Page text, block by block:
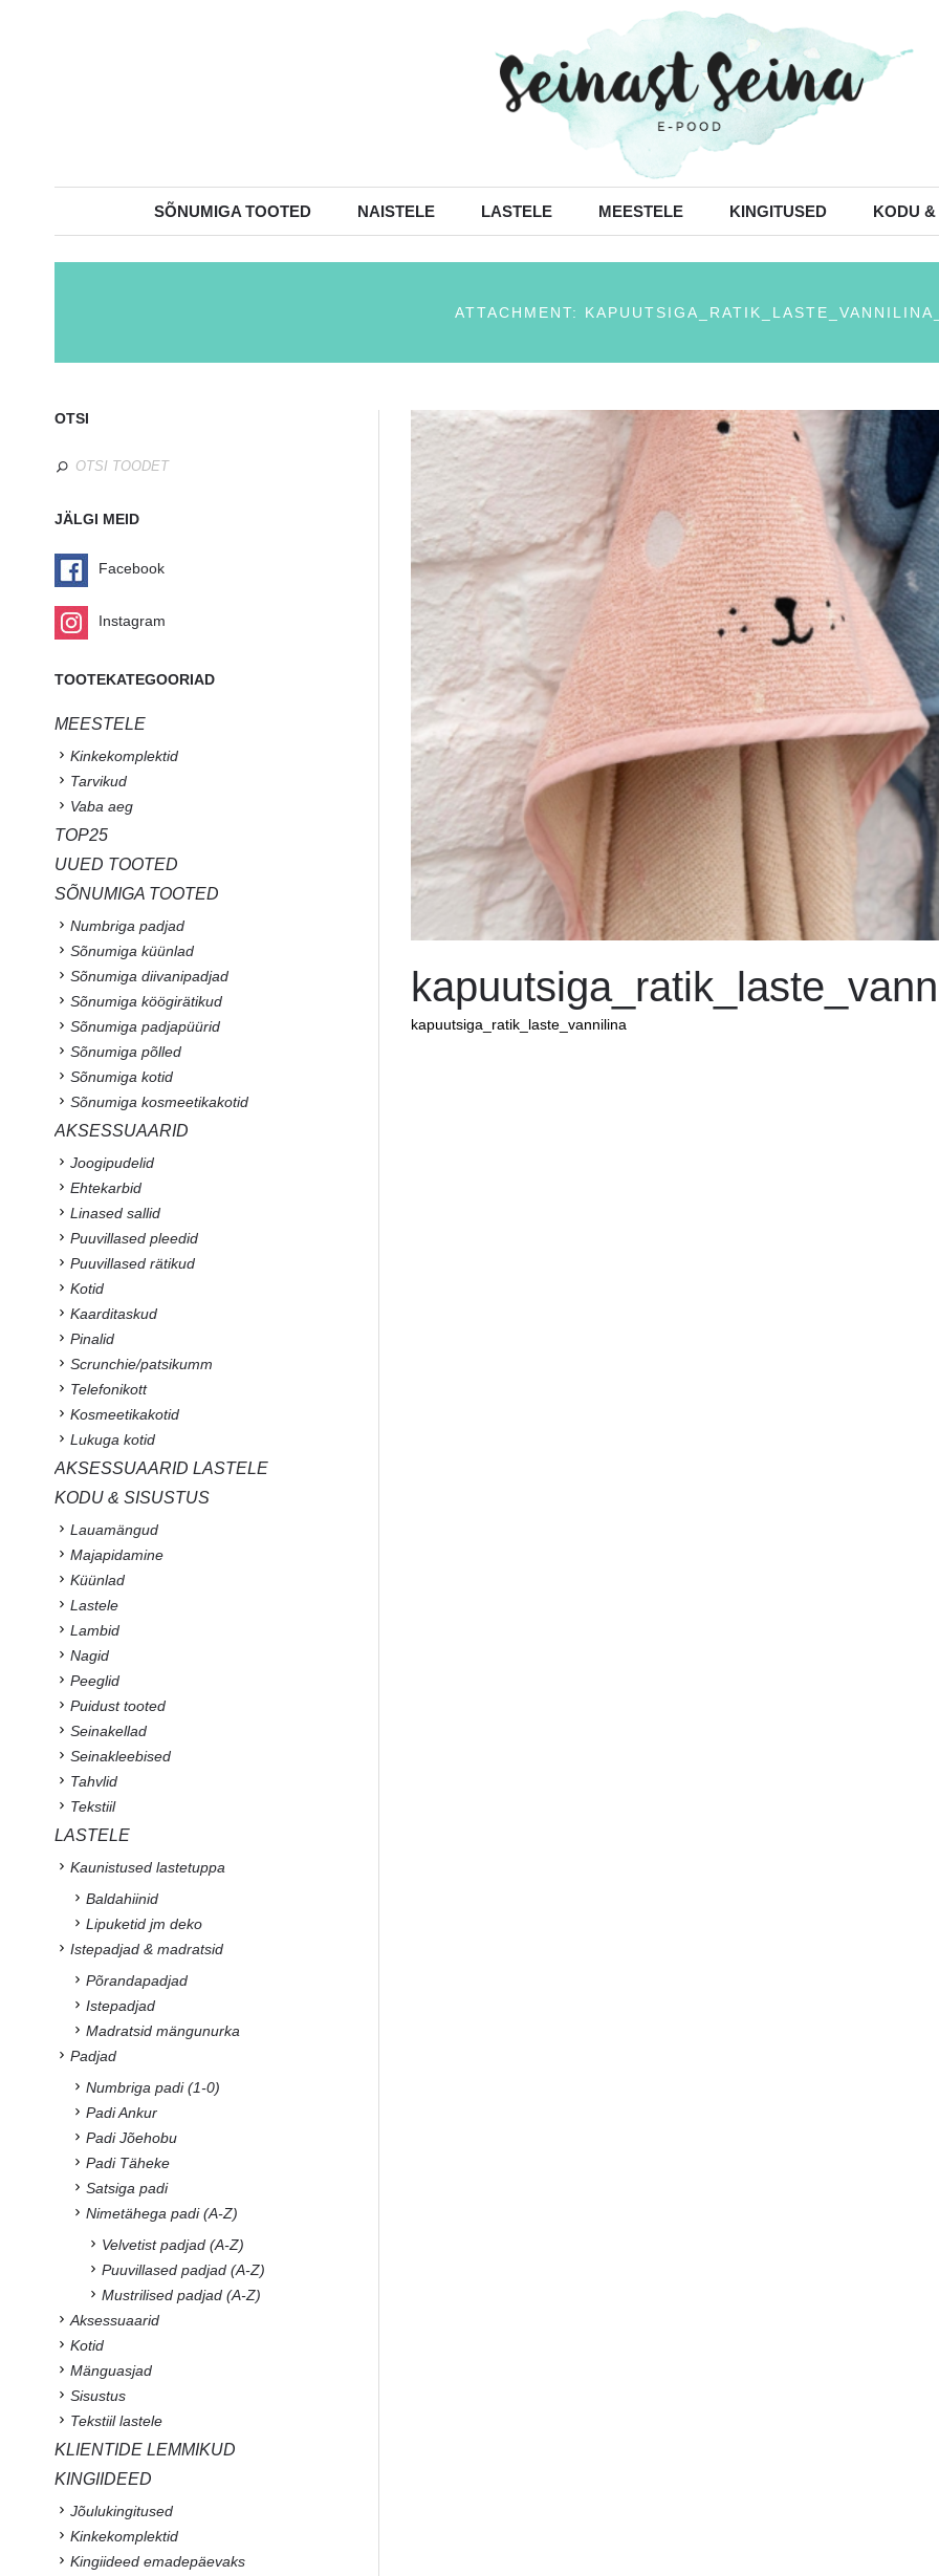
SÕNUMIGA TOOTED NAISTELE LASTELE MEESTELE KINGITUSED KODU &
ATTACHMENT:
kapuutsiga_ratik_laste_vannilina
OTSI
JÄLGI MEID
Facebook
Instagram
TOOTEKATEGOORIAD
MEESTELE
Kinkekomplektid
Tarvikud
Vaba aeg
TOP25
UUED TOOTED
SÕNUMIGA TOOTED
Numbriga padjad
Sõnumiga küünlad
Sõnumiga diivanipadjad
Sõnumiga köögirätikud
Sõnumiga padjapüürid
Sõnumiga põlled
Sõnumiga kotid
Sõnumiga kosmeetikakotid
AKSESSUAARID
Joogipudelid
Ehtekarbid
Linased sallid
Puuvillased pleedid
Puuvillased rätikud
Kotid
Kaarditaskud
Pinalid
Scrunchie/patsikumm
Telefonikott
Kosmeetikakotid
Lukuga kotid
AKSESSUAARID LASTELE
KODU & SISUSTUS
Lauamängud
Majapidamine
Küünlad
Lastele
Lambid
Nagid
Peeglid
Puidust tooted
Seinakellad
Seinakleebised
Tahvlid
Tekstiil
LASTELE
Kaunistused lastetuppa
Baldahiinid
Lipuketid jm deko
Istepadjad & madratsid
Põrandapadjad
Istepadjad
Madratsid mängunurka
Padjad
Numbriga padi (1-0)
Padi Ankur
Padi Jõehobu
Padi Täheke
Satsiga padi
Nimetähega padi (A-Z)
Velvetist padjad (A-Z)
Puuvillased padjad (A-Z)
Mustrilised padjad (A-Z)
Aksessuaarid
Kotid
Mänguasjad
Sisustus
Tekstiil lastele
KLIENTIDE LEMMIKUD
KINGIIDEED
Jõulukingitused
Kinkekomplektid
Kingiideed emadepäevaks